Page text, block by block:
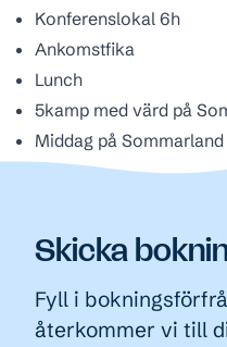
Konferenslokal 6h
Ankomstfika
Lunch
5kamp med värd på
Middag på Sommarland
Skicka
Fyll i
återkommer vi till